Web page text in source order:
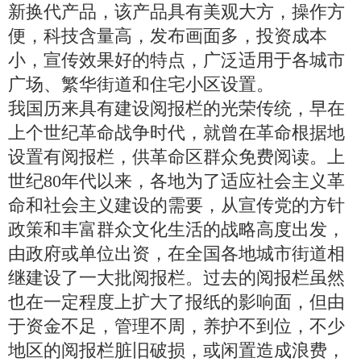
新换代产品，该产品具有美观大方，操作方
便，科技含量高，发布画面多，投资成本
小，宣传效果好的特点，广泛适用于各城市
广场、繁华街道和住宅小区设置。
我国历来具有建设阅报栏的光荣传统，早在
上个世纪革命战争时代，就曾在革命根据地
设置有阅报栏，供革命区群众免费阅读。上
世纪80年代以来，各地为了适应社会主义革
命和社会主义建设的需要，从宣传党的方针
政策和丰富群众文化生活的战略高度出发，
由政府或单位出资，在全国各地城市街道相
继建设了一大批阅报栏。过去的阅报栏虽然
也在一定程度上扩大了报纸的影响面，但由
于资金不足，管理不周，养护不到位，不少
地区的阅报栏脏旧破损，或闲置造成浪费，